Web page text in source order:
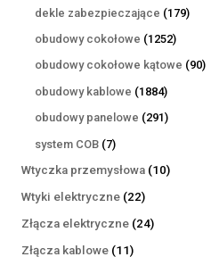
produktów
dekle zabezpieczające 179179
obudowy cokołowe 12521252
produkty
obudowy cokołowe kątowe 9090
obudowy kablowe 18841884
produkty
obudowy panelowe 291291
system COB 77
produktów
Wtyczka przemysłowa 1010
Wtyki elektryczne 2222
produkty
Złącza elektryczne 2424
Złącza kablowe 1111